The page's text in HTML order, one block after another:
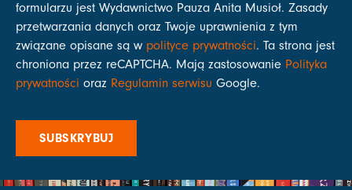
formularzu jest Wydawnictwo Pauza Anita Musioł. Zasady
przetwarzania danych oraz Twoje uprawnienia z tym
związane opisane są w polityce prywatności. Ta strona jest
chroniona przez reCAPTCHA. Mają zastosowanie Polityka
prywatności oraz Regulamin serwisu Google.
SUBSKRYBUJ